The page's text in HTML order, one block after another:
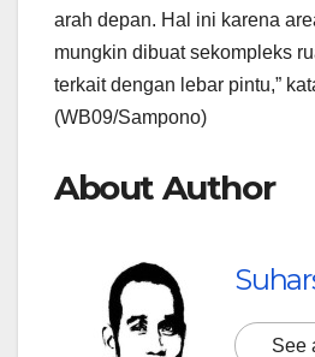
arah depan. Hal ini karena
mungkin dibuat sekompleks
terkait dengan lebar pintu,”
(WB09/Sampono)
About Author
See